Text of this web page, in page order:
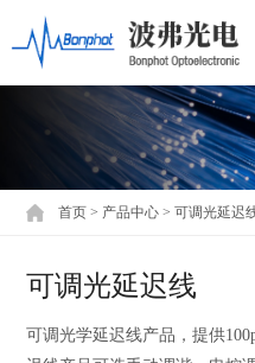
首页 > 产品中心 >可调光延迟
可调光延迟线
可调光学延迟线产品，提供